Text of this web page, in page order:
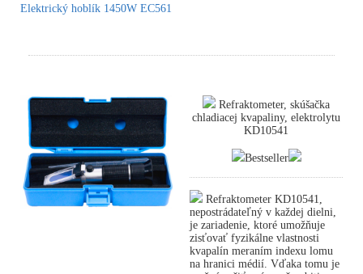
Elektrický hoblík 1450W EC561
Refraktometer, skúšačka
chladiacej kvapaliny, elektrolytu
KD10541
Bestseller
Refraktometer KD10541,
nepostrádateľný v každej dielni,
je zariadenie, ktoré umožňuje
zisťovať fyzikálne vlastnosti
kvapalín meraním indexu lomu
na hranici médií. Vďaka tomu je